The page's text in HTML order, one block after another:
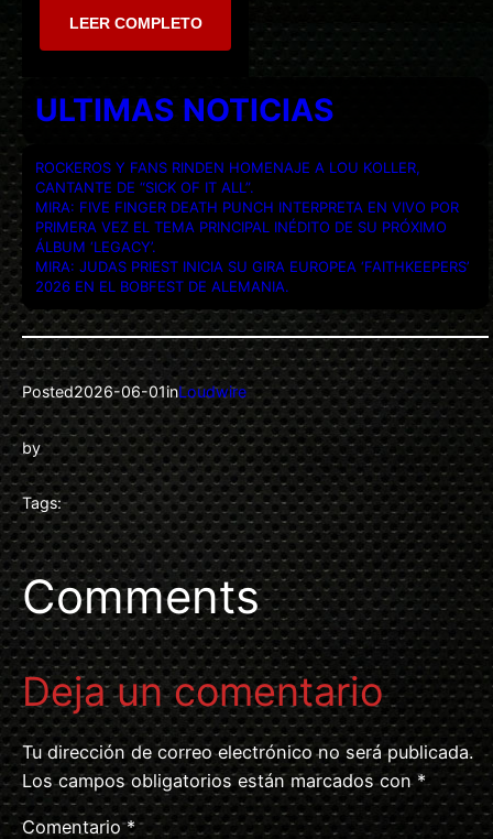
LEER COMPLETO
ULTIMAS NOTICIAS
ROCKEROS Y FANS RINDEN HOMENAJE A LOU KOLLER,
CANTANTE DE “SICK OF IT ALL”.
MIRA: FIVE FINGER DEATH PUNCH INTERPRETA EN VIVO POR
PRIMERA VEZ EL TEMA PRINCIPAL INÉDITO DE SU PRÓXIMO
ÁLBUM ‘LEGACY’.
MIRA: JUDAS PRIEST INICIA SU GIRA EUROPEA ‘FAITHKEEPERS’
2026 EN EL BOBFEST DE ALEMANIA.
Posted2026-06-01inLoudwire
by
Tags:
Comments
Deja un comentario
Tu dirección de correo electrónico no será publicada.
Los campos obligatorios están marcados con*
Comentario*